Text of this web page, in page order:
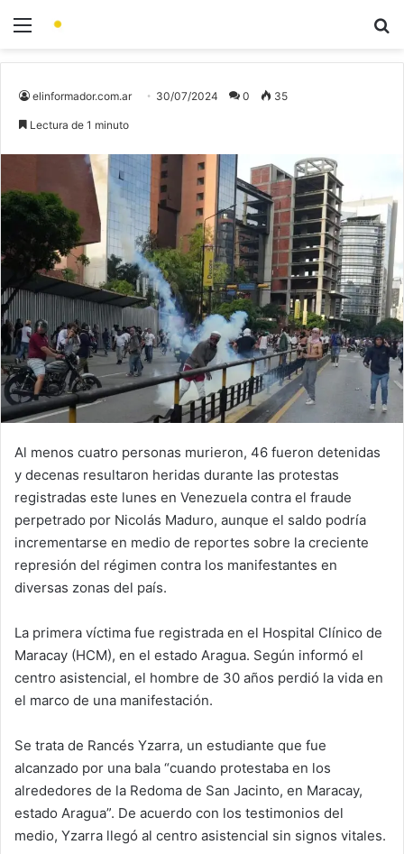
elinformador.com.ar 30/07/2024 0 35
Lectura de 1 minuto
Al menos cuatro personas murieron, 46 fueron detenidas
y decenas resultaron heridas durante las protestas
registradas este lunes en Venezuela contra el fraude
perpetrado por Nicolás Maduro, aunque el saldo podría
incrementarse en medio de reportes sobre la creciente
represión del régimen contra los manifestantes en
diversas zonas del país.
La primera víctima fue registrada en el Hospital Clínico de
Maracay (HCM), en el estado Aragua. Según informó el
centro asistencial, el hombre de 30 años perdió la vida en
el marco de una manifestación.
Se trata de Rancés Yzarra, un estudiante que fue
alcanzado por una bala “cuando protestaba en los
alrededores de la Redoma de San Jacinto, en Maracay,
estado Aragua”. De acuerdo con los testimonios del
medio, Yzarra llegó al centro asistencial sin signos vitales.